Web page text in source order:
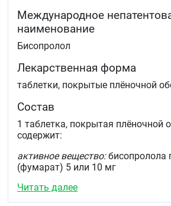
Международное
наименование
Бисопролол
Лекарственная форма
таблетки, покрытые плёночной
Состав
1 таблетка, покрытая плёночной
содержит:
активное вещество:бисопролола
(фумарат) 5 или 10 мг
вспомогательные вещества:
целлюлоза
Читать далее